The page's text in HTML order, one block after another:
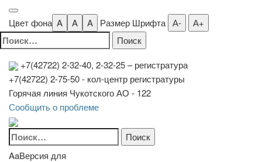
Цвет фона A A A Размер Шрифта А- А+
Найти:
+7(42722) 2-32-40, 2-32-25– регистратура
+7(42722) 2-75-50 - кол-центр регистратуры
Горячая линия Чукотского АО - 122
Сообщить о проблеме
Найти:
AaВерсия для